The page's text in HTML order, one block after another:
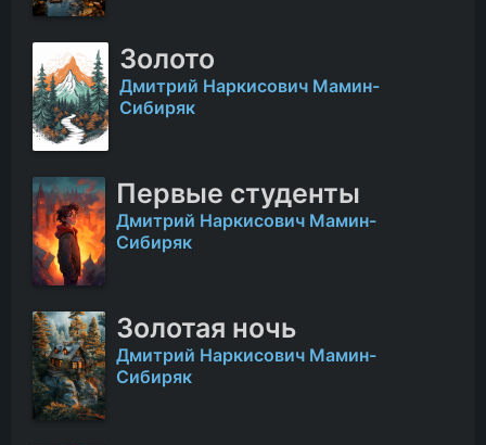
Золото
Дмитрий Наркисович Мамин-
Сибиряк
Первые студенты
Дмитрий Наркисович Мамин-
Сибиряк
Золотая ночь
Дмитрий Наркисович Мамин-
Сибиряк